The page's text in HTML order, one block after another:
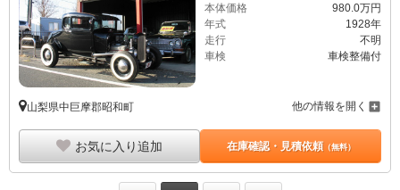
本体価格
980. 0万円
年式
1928年
走行
不明
車検
車検整備付
山梨県中巨摩郡昭和町 他の情報を開く
お気に入り追加 在庫確認・見積依頼（無料）